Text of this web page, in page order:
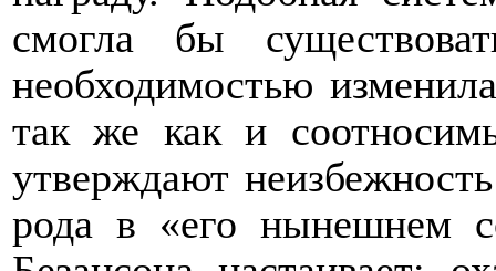
смогла бы
необходимостью
так же как и
утверждают
рода в «его нынешнем